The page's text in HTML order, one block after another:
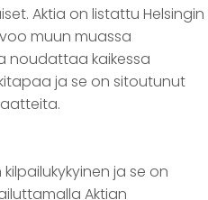
Aktia on listattu Helsingin
muun muassa
noudattaa kaikessa
ja se on sitoutunut
ja se on
Aktian